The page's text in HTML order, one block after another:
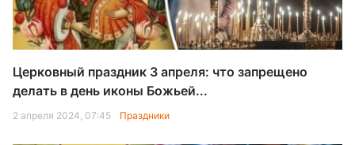
Церковный праздник 3 апреля: что запрещено
делать в день иконы Божьей...
2 апреля 2024, 07:45 Праздники